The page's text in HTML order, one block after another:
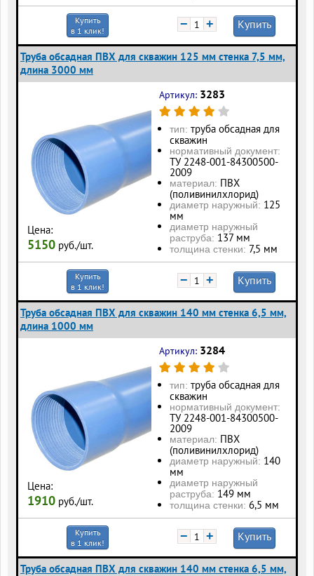
Купить
в 1 клик!
− + Купить
Труба обсадная ПВХ для скважин 125 мм стенка 7,5 мм,
длина 3000 мм
Цена:
5150 руб./шт.
Артикул: 3283
тип: труба обсадная для
скважин
нормативный документ:
ТУ 2248-001-84300500-
2009
материал: ПВХ
(поливинилхлорид)
диаметр наружный: 125
мм
диаметр наружный
раструба: 137 мм
толщина стенки: 7,5 мм
Купить
в 1 клик!
− + Купить
Труба обсадная ПВХ для скважин 140 мм стенка 6,5 мм,
длина 1000 мм
Цена:
1910 руб./шт.
Артикул: 3284
тип: труба обсадная для
скважин
нормативный документ:
ТУ 2248-001-84300500-
2009
материал: ПВХ
(поливинилхлорид)
диаметр наружный: 140
мм
диаметр наружный
раструба: 149 мм
толщина стенки: 6,5 мм
Купить
в 1 клик!
− + Купить
Труба обсадная ПВХ для скважин 140 мм стенка 6,5 мм,